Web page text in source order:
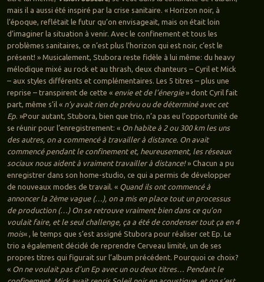
mais il a aussi été inspiré par la crise sanitaire. « Horizon noir, à
l’époque, reflétait le futur qu’on envisageait, mais on était loin
d’imaginer la situation à venir. Avec le confinement et tous les
problèmes sanitaires, ce n’est plus l’horizon qui est noir, c’est le
présent! » Musicalement, Stubora reste fidèle à lui même: du heavy
mélodique mixé au rock et au thrash, deux chanteurs – Cyril et Mick
– aux styles différents et complémentaires. Les 5 titres – plus une
reprise – transpirent de cette « envie et de l’énergie» dont Cyril fait
part, même s’il « n’y avait rien de prévu ou de déterminé avec cet
Ep. »Pour autant, Stubora, bien que trio, n’a pas eu l’opportunité de
se réunir pour l’enregistrement: « On habite à 2 ou 300 km les uns
des autres, on a commencé à travailler à distance. On avait
commencé pendant le confinement et, heureusement, les réseaux
sociaux nous aident à vraiment travailler à distance!» Chacun a pu
enregistrer dans son home-studio, ce qui a permis de développer
de nouveaux modes de travail. « Quand ils ont commencé à
annoncer la 2ème vague (…), on a mis en place tout un processus
de production (…) On se retrouve vraiment bien dans ce qu’on
voulait faire, et le seul challenge, ça a été de condenser tout ça en 4
mois« , le temps que s’est assigné Stubora pour réaliser cet Ep. Le
trio a également décidé de reprendre Cerveau limité, un de ses
propres titres qui figurait sur l’album précédent. Pourquoi ce choix?
« On ne voulait pas d’un Ep avec un ou deux titres… Pendant le